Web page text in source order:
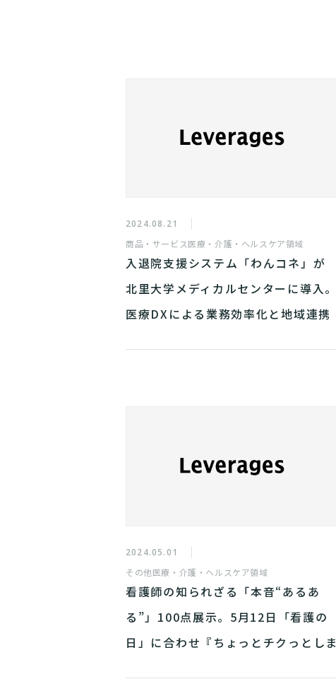
2024.08.21
商品・サービス医療・介護・ヘルスケア領域
入退院支援システム「わんコネ」が
北里大学メディカルセンターに導入。
医療DXによる業務効率化と地域連携
2024.05.01
その他医療・介護・ヘルスケア領域
看護師の知られざる「本音“あるあ
る”」100点展示。5月12日「看護の
日」に合わせ『ちょっとチクっとしま